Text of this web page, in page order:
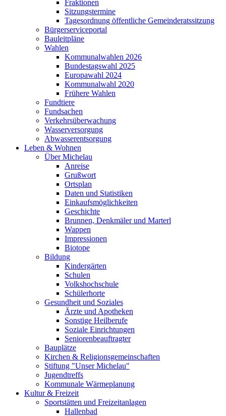
Fraktionen
Sitzungstermine
Tagesordnung öffentliche Gemeinderatssitzung
Bürgerserviceportal
Bauleitpläne
Wahlen
Kommunalwahlen 2026
Bundestagswahl 2025
Europawahl 2024
Kommunalwahl 2020
Frühere Wahlen
Fundtiere
Fundsachen
Verkehrsüberwachung
Wasserversorgung
Abwasserentsorgung
Leben & Wohnen
Über Michelau
Anreise
Grußwort
Ortsplan
Daten und Statistiken
Einkaufsmöglichkeiten
Geschichte
Brunnen, Denkmäler und Marterl
Wappen
Impressionen
Biotope
Bildung
Kindergärten
Schulen
Volkshochschule
Schülerhorte
Gesundheit und Soziales
Ärzte und Apotheken
Sonstige Heilberufe
Soziale Einrichtungen
Seniorenbeauftragter
Bauplätze
Kirchen & Religionsgemeinschaften
Stiftung "Unser Michelau"
Jugendtreffs
Kommunale Wärmeplanung
Kultur & Freizeit
Sportstätten und Freizeitanlagen
Hallenbad